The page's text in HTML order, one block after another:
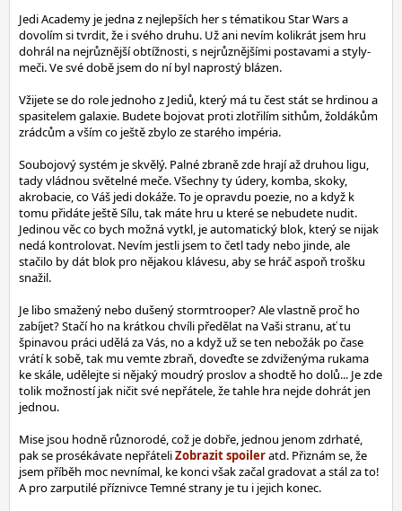
Jedi Academy je jedna z nejlepších her s tématikou Star Wars a
dovolím si tvrdit, že i svého druhu. Už ani nevím kolikrát jsem hru
dohrál na nejrůznější obtížnosti, s nejrůznějšími postavami a styly-
meči. Ve své době jsem do ní byl naprostý blázen.
Vžijete se do role jednoho z Jediů, který má tu čest stát se hrdinou a
spasitelem galaxie. Budete bojovat proti zlotřilím sithům, žoldákům
zrádcům a vším co ještě zbylo ze starého impéria.
Soubojový systém je skvělý. Palné zbraně zde hrají až druhou ligu,
tady vládnou světelné meče. Všechny ty údery, komba, skoky,
akrobacie, co Váš jedi dokáže. To je opravdu poezie, no a když k
tomu přidáte ještě Sílu, tak máte hru u které se nebudete nudit.
Jedinou věc co bych možná vytkl, je automatický blok, který se nijak
nedá kontrolovat. Nevím jestli jsem to četl tady nebo jinde, ale
stačilo by dát blok pro nějakou klávesu, aby se hráč aspoň trošku
snažil.
Je libo smažený nebo dušený stormtrooper? Ale vlastně proč ho
zabíjet? Stačí ho na krátkou chvíli předělat na Vaši stranu, ať tu
špinavou práci udělá za Vás, no a když už se ten nebožák po čase
vrátí k sobě, tak mu vemte zbraň, doveďte se zdviženýma rukama
ke skále, udělejte si nějaký moudrý proslov a shodtě ho dolů... Je zde
tolik možností jak ničit své nepřátele, že tahle hra nejde dohrát jen
jednou.
Mise jsou hodně různorodé, což je dobře, jednou jenom zdrhaté,
pak se prosékávate nepřáteli
atd. Přiznám se, že
jsem příběh moc nevnímal, ke konci však začal gradovat a stál za to!
A pro zarputilé příznivce Temné strany je tu i jejich konec.